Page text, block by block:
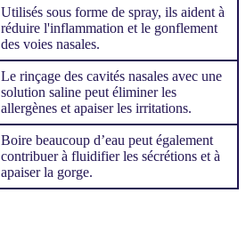
Utilisés sous forme de spray, ils aident à
réduire l'inflammation et le gonflement
des voies nasales.
Le rinçage des cavités nasales avec une
solution saline peut éliminer les
allergènes et apaiser les irritations.
Boire beaucoup d’eau peut également
contribuer à fluidifier les sécrétions et à
apaiser la gorge.